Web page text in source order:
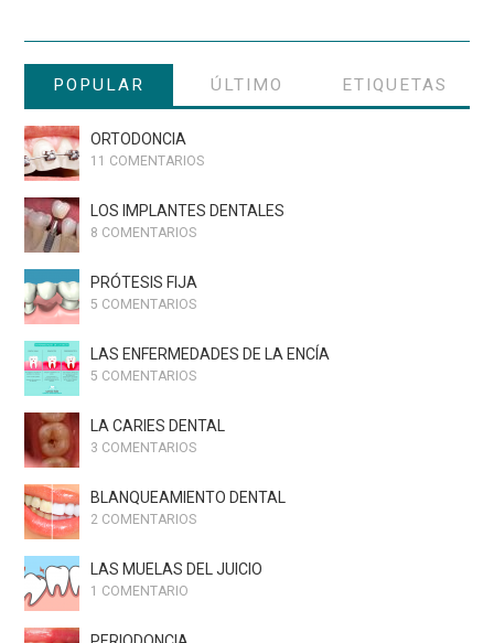
POPULAR ÚLTIMO ETIQUETAS
ORTODONCIA
11 COMENTARIOS
LOS IMPLANTES DENTALES
8 COMENTARIOS
PRÓTESIS FIJA
5 COMENTARIOS
LAS ENFERMEDADES DE LA ENCÍA
5 COMENTARIOS
LA CARIES DENTAL
3 COMENTARIOS
BLANQUEAMIENTO DENTAL
2 COMENTARIOS
LAS MUELAS DEL JUICIO
1 COMENTARIO